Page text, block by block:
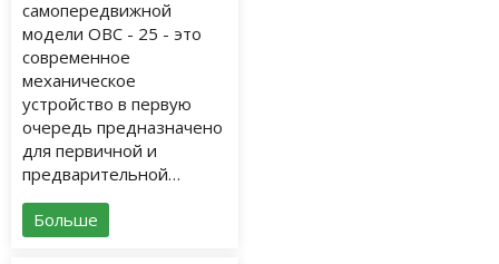
самопередвижной
модели ОВС - 25 - это
современное
механическое
устройство в первую
очередь предназначено
для первичной и
предварительной…
Больше